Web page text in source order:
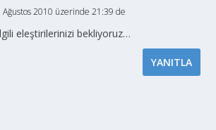
Ağustos 2010 üzerinde 21:39 de
eleştirilerinizi bekliyoruz…
YANITLA